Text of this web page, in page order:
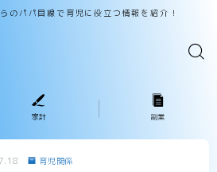
のパパ目線で育児に役立つ情報を紹介！
家計 副業
育児関係